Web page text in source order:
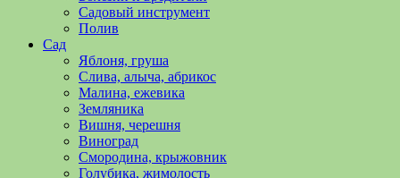
уходу
овощами,
растениями
Поможем
обустройстве
Садовый инструмент
Полив
Сад
Яблоня, груша
Слива, алыча, абрикос
Малина, ежевика
Земляника
Вишня, черешня
Виноград
Смородина, крыжовник
Голубика, жимолость